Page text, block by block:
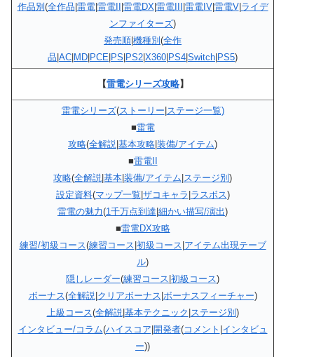
作品別 (全作品 雷電| 雷電II 雷電DX 雷電III 雷電IV| 雷電V| ライデ
ンファイターズ)
発売順 機種別 (全作
品 AC MD PCE PS PS2 X360 PS4 Switch PS5)
【雷電シリーズ攻略】
雷電シリーズ(ストーリー ステージ一覧)
■雷電
攻略(全解説 基本攻略 装備/アイテム)
■雷電II
攻略(全解説 基本 装備/アイテム ステージ別 )
設定資料(マップ一覧 ザコキャラ ラスボス)
雷電の魅力(1千万点到達 細かい描写/演出)
■雷電DX攻略
練習/初級コース(練習コース 初級コース アイテム出現テーブ
ル)
隠しレーダー(練習コース 初級コース)
ボーナス(全解説 クリアボーナス ボーナスフィーチャー)
上級コース(全解説 基本テクニック ステージ別 )
インタビュー/コラム(ハイスコア 開発者(コメント インタビュ
ー))